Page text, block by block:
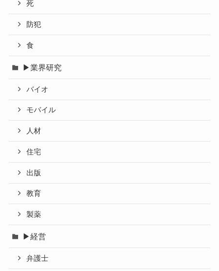
死
防犯
食
▶業界研究
バイオ
モバイル
人材
住宅
出版
教育
製薬
▶経営
弁護士